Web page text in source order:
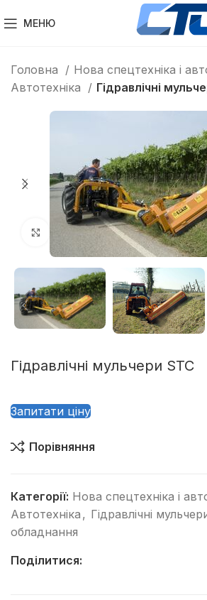
МЕНЮ
Головна
Нова спецтехніка і
Автотехніка
Гідравлічні
Клацніть, щоб збільшити
Гідравлічні мульчери STC
Запитати ціну
Порівняння
Категорії: Нова спецтехніка і
Автотехніка , Гідравлічні
обладнання
Поділитися: